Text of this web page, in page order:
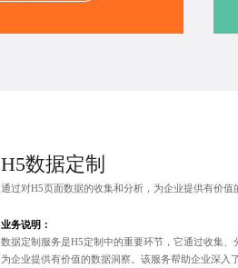
H5数据定制
通过对H5页面数据的收集和分析，为企业提供有价值
业务说明：
数据定制服务是H5定制中的重要环节，它通过收集
为企业提供有价值的数据洞察。该服务帮助企业深入